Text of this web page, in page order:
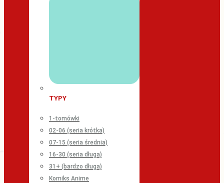
TYPY
1-tomówki
02-06 (seria krótka)
07-15 (seria średnia)
16-30 (seria długa)
31+ (bardzo długa)
Komiks Anime